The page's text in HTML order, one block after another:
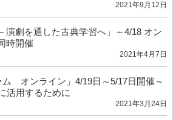
2021年9月12日
演劇を通した古典学習へ」～4/18 オン
時開催
2021年4月7日
ム オンライン」4/19日～5/17日開催～
活用するために
2021年3月24日